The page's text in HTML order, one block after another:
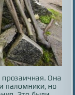
прозаичная. Она
паломники, но